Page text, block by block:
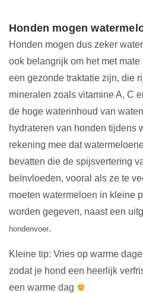
Honden mogen
Honden mogen dus zeker
ook belangrijk om het met
een gezonde traktatie zijn, die
mineralen zoals vitamine A, C
de hoge waterinhoud van
hydrateren van honden tijdens
rekening mee dat
bevatten die de spijsvertering
beïnvloeden, vooral als ze te
moeten watermeloen in kleine
worden gegeven, naast een
hondenvoer.
Kleine tip: Vries op warme
zodat je hond een heerlijk
een warme dag